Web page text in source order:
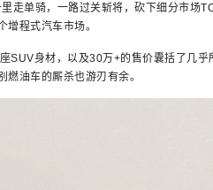
单骑，一路过关斩将，砍下细分市场
增程式汽车市场。
身材，以及30万+的售价囊括了几乎
油车的厮杀也游刃有余。